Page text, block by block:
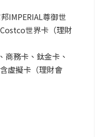
邦IMPERIAL尊御世
世界卡（理財
商務卡、鈦金卡、
虛擬卡（理財會